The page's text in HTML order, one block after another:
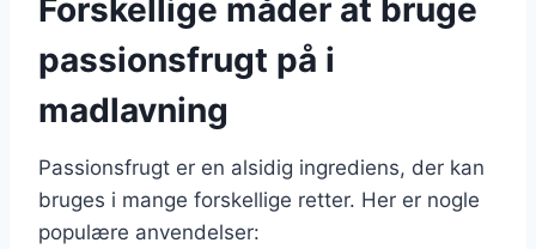
Forskellige måder at bruge
passionsfrugt på i
madlavning
Passionsfrugt er en alsidig ingrediens, der kan
bruges i mange forskellige retter. Her er nogle
populære anvendelser: